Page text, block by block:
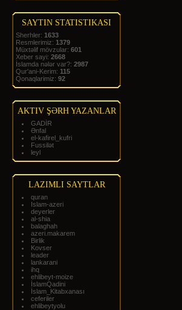
SAYTIN STATISTIKASI
Sherhler: 1633
Resmlerimiz: 1379
Müxtəlif mövzular: 601
Xeber sayi: 2668
İslamda nələr var?: 2987
Qur'ani-Kerim: 115
Qonaqlarimiz: 92
AKTIV ŞƏRH YAZANLAR
GADİR
Ənfal
el-kafirel_kufri
Fussilət
leyl
LAZIMLI SAYTLAR
quran
Islam-azeri
deyerler
al-shia
balaghah
azeri.makarem
Birlik
Kovser
leader
lankarani
ihq
ehlibeyt-moize
İslamQadini
İslam_Kitabxanası
ceferiler
ehlibeytyolu